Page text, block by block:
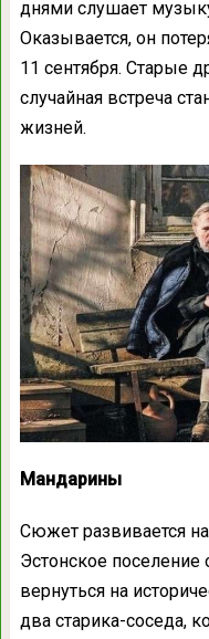
днями слушает
Оказывается, он
11 сентября. Старые
случайная встреча
жизней.
Мандарины
Сюжет развивается
Эстонское поселение
вернуться на
два старика-соседа,